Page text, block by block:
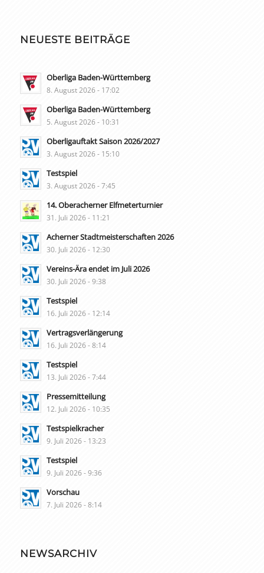
NEUESTE BEITRÄGE
Oberliga Baden-Württemberg
8. August 2026 - 17:02
Oberliga Baden-Württemberg
5. August 2026 - 10:31
Oberligauftakt Saison 2026/2027
3. August 2026 - 15:10
Testspiel
3. August 2026 - 7:45
14. Oberacherner Elfmeterturnier
31. Juli 2026 - 11:21
Acherner Stadtmeisterschaften 2026
30. Juli 2026 - 12:30
Vereins-Ära endet im Juli 2026
30. Juli 2026 - 9:38
Testspiel
16. Juli 2026 - 12:14
Vertragsverlängerung
16. Juli 2026 - 8:14
Testspiel
13. Juli 2026 - 7:44
Pressemitteilung
12. Juli 2026 - 10:35
Testspielkracher
9. Juli 2026 - 13:23
Testspiel
9. Juli 2026 - 9:36
Vorschau
7. Juli 2026 - 8:14
NEWSARCHIV